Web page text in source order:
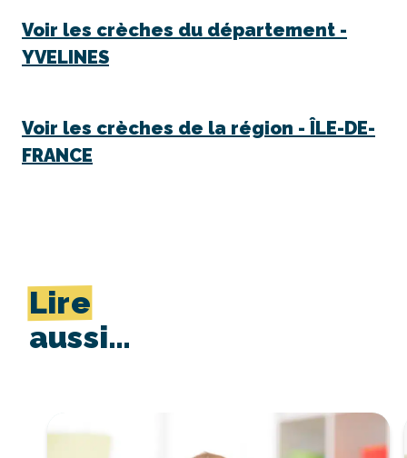
Voir les crèches du département -
YVELINES
Voir les crèches de la région - ÎLE-DE-
FRANCE
Lire
aussi…